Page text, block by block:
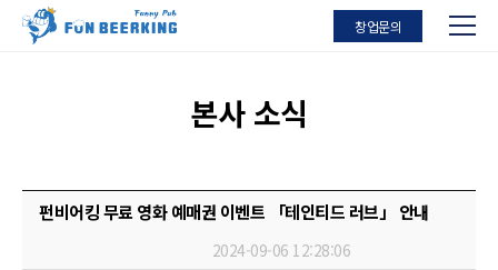
창업문의
본사 소식
펀비어킹 무료 영화 예매권 이벤트 「테인티드 러브」 안내
2024-09-06 12:28:06